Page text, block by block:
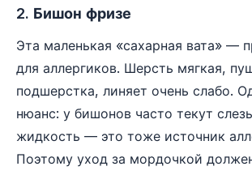
2. Бишон фризе
Эта маленькая «сахарная вата» —
для аллергиков. Шерсть мягкая,
подшерстка, линяет очень слабо.
нюанс: у бишонов часто текут
жидкость — это тоже источник
Поэтому уход за мордочкой